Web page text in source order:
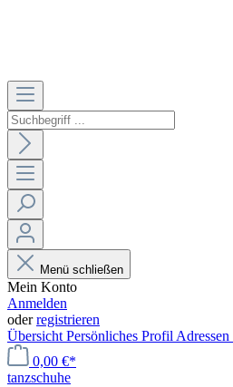
Menü schließen
Mein Konto
Anmelden
oderregistrieren
Übersicht Persönliches Profil Adressen
0,00 €*
tanzschuhe